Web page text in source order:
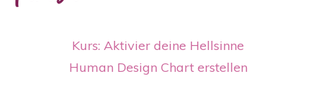
Kurs: Aktivier deine Hellsinne
Human Design Chart erstellen